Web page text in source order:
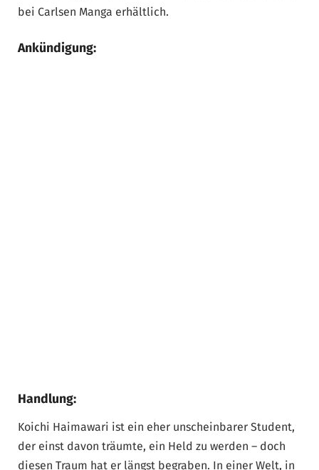
bei Carlsen Manga erhältlich.
Ankündigung:
Handlung:
Koichi Haimawari ist ein eher unscheinbarer Student,
der einst davon träumte, ein Held zu werden – doch
diesen Traum hat er längst begraben. In einer Welt, in